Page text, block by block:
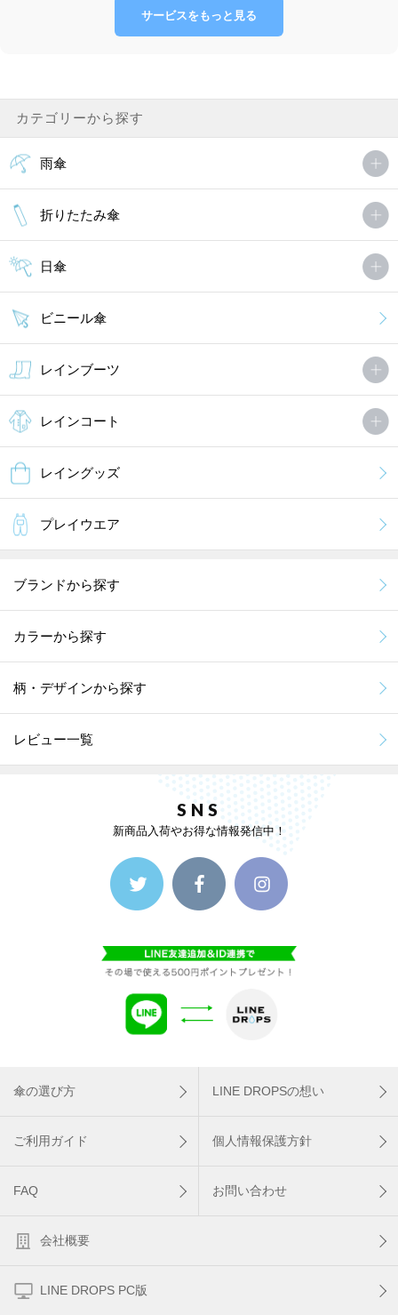
サービスをもっと見る
カテゴリーから探す
雨傘
折りたたみ傘
日傘
ビニール傘
レインブーツ
レインコート
レイングッズ
プレイウエア
ブランドから探す
カラーから探す
柄・デザインから探す
レビュー一覧
SNS
新商品入荷やお得な情報発信中！
傘の選び方 LINE DROPSの想い
ご利用ガイド 個人情報保護方針
FAQ お問い合わせ
会社概要
LINE DROPS PC版